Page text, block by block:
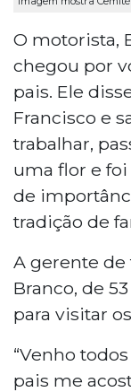
O motorista,
chegou por
pais. Ele
Francisco e
trabalhar,
uma flor e foi
de
tradição de
A gerente de
Branco, de
para visitar
“Venho
pais me